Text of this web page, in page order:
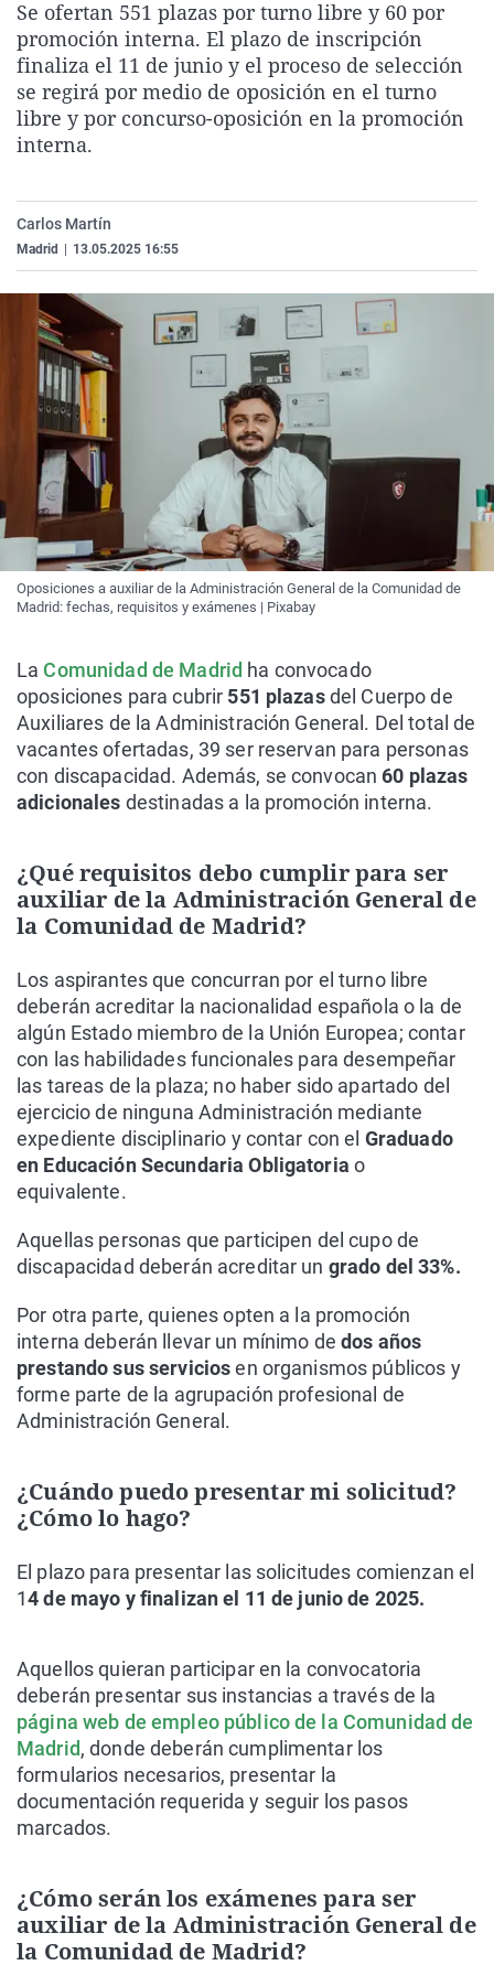
La rosa de los vientos
Gente viajera
Como el perro y el
Caso
Retornados
Equipo de
Operación Viuda
Extremadura
Galicia
La Rioja
Navarra
Virales
Televisión
Elecciones
Se ofertan 551 plazas por turno libre y 60 por
promoción interna. El plazo de inscripción
finaliza el 11 de junio y el proceso de selección
se regirá por medio de oposición en el turno
libre y por concurso-oposición en la promoción
interna.
Carlos Martín
Madrid 13.05.2025 16:55
Oposiciones a auxiliar de la Administración General de la Comunidad de
Madrid: fechas, requisitos y exámenes | Pixabay
La Comunidad de Madrid ha convocado
oposiciones para cubrir 551 plazasdel Cuerpo de
Auxiliares de la Administración General. Del total de
vacantes ofertadas, 39 ser reservan para personas
con discapacidad. Además, se convocan 60 plazas
adicionales destinadas a la promoción interna.
¿Qué requisitos debo cumplir para ser
auxiliar de la Administración General de
la Comunidad de Madrid?
Los aspirantes que concurran por el turno libre
deberán acreditar la nacionalidad española o la de
algún Estado miembro de la Unión Europea; contar
con las habilidades funcionales para desempeñar
las tareas de la plaza; no haber sido apartado del
ejercicio de ninguna Administración mediante
expediente disciplinario y contar con el Graduado
en Educación Secundaria Obligatoriao
equivalente.
Aquellas personas que participen del cupo de
discapacidad deberán acreditar un grado del 33%.
Por otra parte, quienes opten a la promoción
interna deberán llevar un mínimo dedos años
prestando sus serviciosen organismos públicos y
forme parte de la agrupación profesional de
Administración General.
¿Cuándo puedo presentar mi solicitud?
¿Cómo lo hago?
El plazo para presentar las solicitudes comienzan el
14 de mayo y finalizan el 11 de junio de 2025.
Aquellos quieran participar en la convocatoria
deberán presentar sus instancias a través de la
página web de empleo público de la Comunidad de
Madrid, donde deberán cumplimentar los
formularios necesarios, presentar la
documentación requerida y seguir los pasos
marcados.
¿Cómo serán los exámenes para ser
auxiliar de la Administración General de
la Comunidad de Madrid?